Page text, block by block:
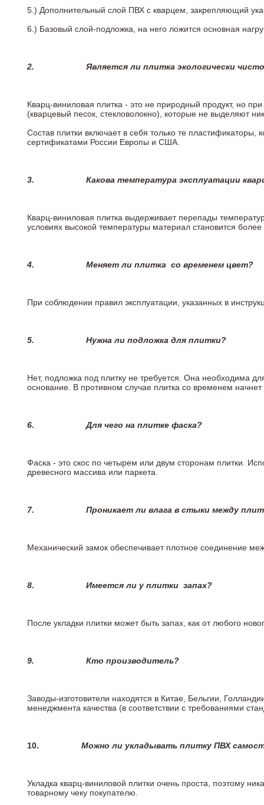
5.) Дополнительный слой ПВХ с кварцем, закрепляющий
6.) Базовый слой-подложка, на него ложится основная
2. Является ли плитка экологически
Кварц-виниловая плитка - это не природный продукт, но
(кварцевый песок, стекловолокно), которые не выделяют
Состав плитки включает в себя только те
сертификатами России Европы и США.
3. Какова температура эксплуатации
Кварц-виниловая плитка выдерживает перепады
условиях высокой температуры материал становится
4. Меняет ли плитка со временем цвет?
При соблюдении правил эксплуатации, указанных в
5. Нужна ли подложка для плитки?
Нет, подложка под плитку не требуется. Она необходима
основание. В противном случае плитка со временем
6.Для чего на плитке фаска?
Фаска - это скос по четырем или двум сторонам плитки.
древесного массива или паркета.
7. Проникает ли влага в стыки между
Механический замок обеспечивает плотное соединение
8. Имеется ли у плитки запах?
После укладки плитки может быть запах, как от любого
9. Кто производитель?
Заводы-изготовители находятся в Китае, Бельгии,
менеджмента качества (в соответствии с требованиями
10. Можно ли укладывать плитку ПВХ
Укладка кварц-виниловой плитки очень проста, поэтому
товарному чеку покупателю.